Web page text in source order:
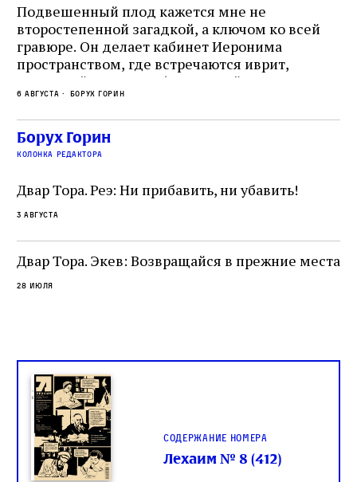
Подвешенный плод кажется мне не
второстепенной загадкой, а ключом ко всей
гравюре. Он делает кабинет Иеронима
пространством, где встречаются иврит,
греческий и латынь; буквальный смысл и
церковная традиция; филологическая
точность и понятность; переводчик,
убеждённый в необходимости исправления, и
читатель, воспринимающий исправление как
не просто покровитель переводчиков,
окружённый книгами. Перед нами человек,
одно решение которого вызвало возмущение
целой общины и стало частью многовекового
спора о том, кому принадлежит последнее
слово в переводе Библии
6 августа Борух Горин
Борух Горин
колонка редактора
Двар Тора. Реэ: Ни прибавить, ни убавить!
3 августа
Двар Тора. Экев: Возвращайся в прежние места
28 июля
Содержание номера
Лехаим № 8 (412)